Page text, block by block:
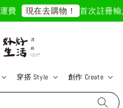
現在去購物！ 首次註冊輸入折
穿搭 Style 創作 Create